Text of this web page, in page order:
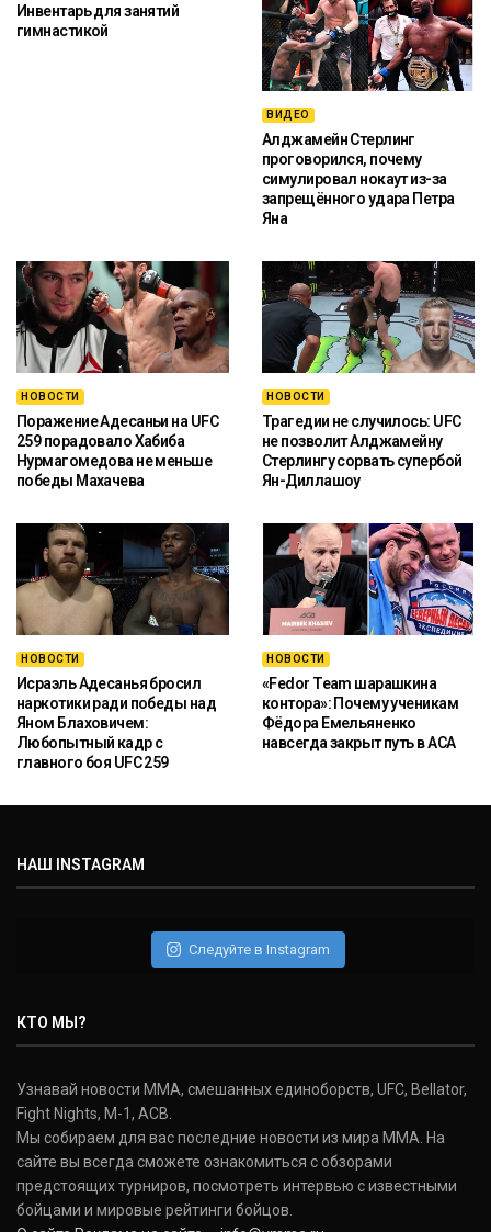
Инвентарь для занятий
гимнастикой
ВИДЕО
Алджамейн Стерлинг
проговорился, почему
симулировал нокаут из-за
запрещённого удара Петра
Яна
НОВОСТИ
Поражение Адесаньи на UFC
259 порадовало Хабиба
Нурмагомедова не меньше
победы Махачева
НОВОСТИ
Трагедии не случилось: UFC
не позволит Алджамейну
Стерлингу сорвать супербой
Ян-Диллашоу
НОВОСТИ
Исраэль Адесанья бросил
наркотики ради победы над
Яном Блаховичем:
Любопытный кадр с
главного боя UFC 259
НОВОСТИ
«Fedor Team шарашкина
контора»: Почему ученикам
Фёдора Емельяненко
навсегда закрыт путь в ACA
НАШ INSTAGRAM
Следуйте в Instagram
КТО МЫ?
Узнавай новости ММА, смешанных единоборств, UFC, Bellator,
Fight Nights, M-1, ACB.
Мы собираем для вас последние новости из мира ММА. На
сайте вы всегда сможете ознакомиться с обзорами
предстоящих турниров, посмотреть интервью с известными
бойцами и мировые рейтинги бойцов.